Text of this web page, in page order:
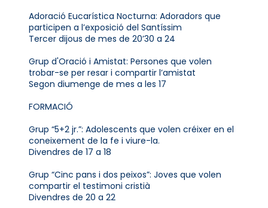
Adoració Eucarística Nocturna: Adoradors que
participen a l’exposició del Santíssim
Tercer dijous de mes de 20’30 a 24
Grup d'Oració i Amistat: Persones que volen
trobar-se per resar i compartir l’amistat
Segon diumenge de mes a les 17
FORMACIÓ
Grup “5+2 jr.”: Adolescents que volen créixer en el
coneixement de la fe i viure-la.
Divendres de 17 a 18
Grup “Cinc pans i dos peixos”: Joves que volen
compartir el testimoni cristià
Divendres de 20 a 22